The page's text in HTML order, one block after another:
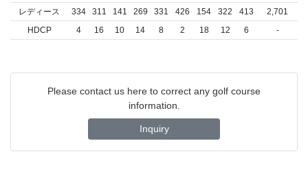
レディース
334 311 141 269 331 426 154 322 413
2,701
HDCP
4 16 10 14 8 2 18 12 6 -
Please contact us here to correct any golf course
information.
Inquiry